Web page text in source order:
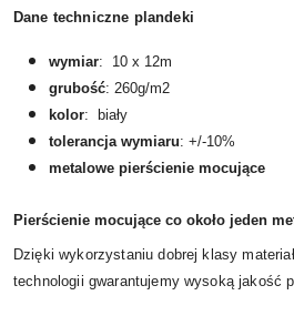
Dane techniczne plandeki
wymiar: 10 x 12m
grubość: 260g/m2
kolor: biały
tolerancja wymiaru: +/-10%
metalowe pierścienie mocujące
Pierścienie mocujące co około jeden
Dzięki wykorzystaniu dobrej klasy
technologii gwarantujemy wysoką jakość